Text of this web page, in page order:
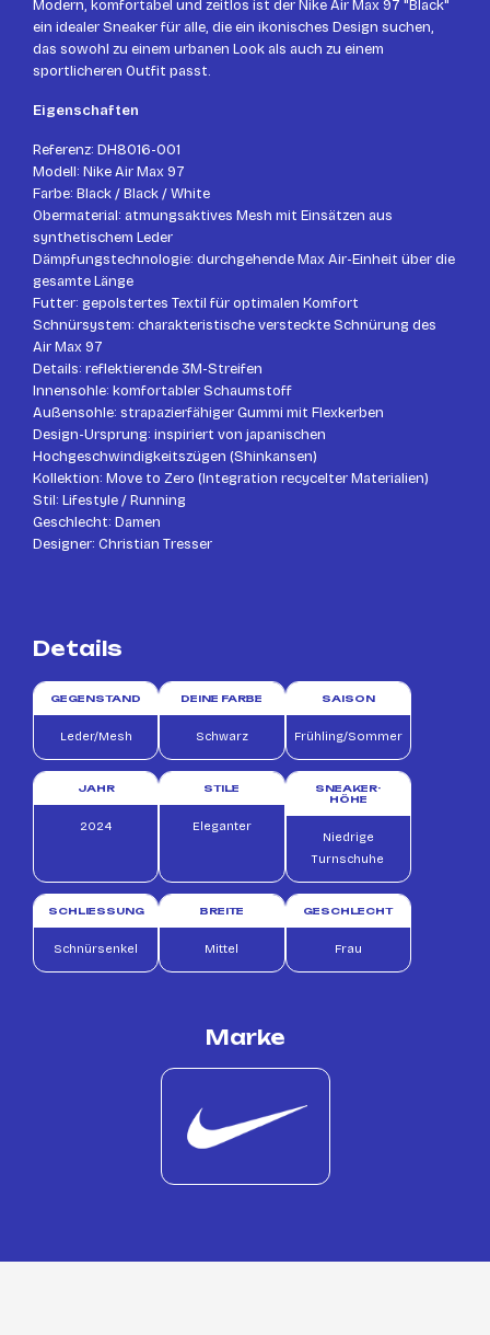
Modern, komfortabel und zeitlos ist der Nike Air Max 97 "Black"
ein idealer Sneaker für alle, die ein ikonisches Design suchen,
das sowohl zu einem urbanen Look als auch zu einem
sportlicheren Outfit passt.
Eigenschaften
Referenz: DH8016-001
Modell: Nike Air Max 97
Farbe: Black / Black / White
Obermaterial: atmungsaktives Mesh mit Einsätzen aus
synthetischem Leder
Dämpfungstechnologie: durchgehende Max Air-Einheit über die
gesamte Länge
Futter: gepolstertes Textil für optimalen Komfort
Schnürsystem: charakteristische versteckte Schnürung des
Air Max 97
Details: reflektierende 3M-Streifen
Innensohle: komfortabler Schaumstoff
Außensohle: strapazierfähiger Gummi mit Flexkerben
Design-Ursprung: inspiriert von japanischen
Hochgeschwindigkeitszügen (Shinkansen)
Kollektion: Move to Zero (Integration recycelter Materialien)
Stil: Lifestyle / Running
Geschlecht: Damen
Designer: Christian Tresser
Details
GEGENSTAND
Leder/Mesh
DEINE FARBE
Schwarz
SAISON
Frühling/Sommer
JAHR
2024
STILE
Eleganter
SNEAKER-
HÖHE
Niedrige
Turnschuhe
SCHLIESSUNG
Schnürsenkel
BREITE
Mittel
GESCHLECHT
Frau
Marke